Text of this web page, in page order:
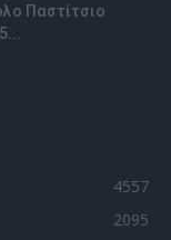
Παστίτσιο
4557
2095